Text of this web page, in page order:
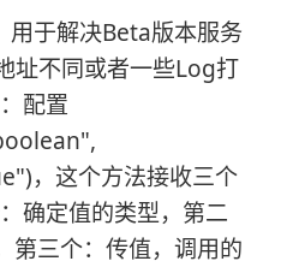
用于解决Beta版本服务
址不同或者一些Log打
配置
，这个方法接收三个
确定值的类型，第二
第三个：传值，调用的